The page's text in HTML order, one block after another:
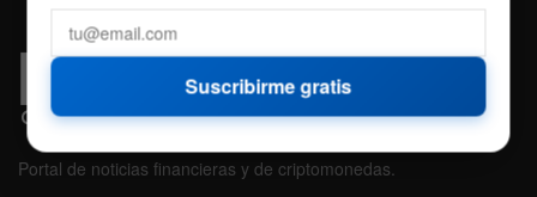
Portal de noticias financieras y de criptomonedas.
Suscribirme gratis